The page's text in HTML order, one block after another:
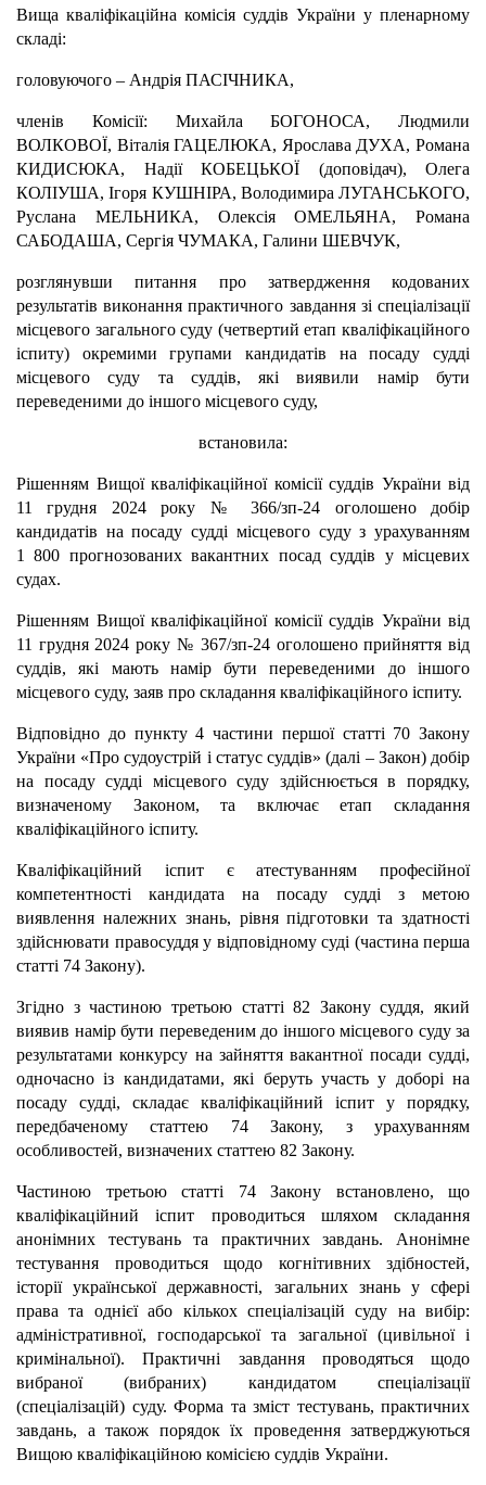
Вища кваліфікаційна комісія суддів України у пленарному
складі:
головуючого – Андрія ПАСІЧНИКА,
членів Комісії: Михайла БОГОНОСА, Людмили
ВОЛКОВОЇ, Віталія ГАЦЕЛЮКА, Ярослава ДУХА, Романа
КИДИСЮКА, Надії КОБЕЦЬКОЇ (доповідач), Олега
КОЛІУША, Ігоря КУШНІРА, Володимира ЛУГАНСЬКОГО,
Руслана МЕЛЬНИКА, Олексія ОМЕЛЬЯНА, Романа
САБОДАША, Сергія ЧУМАКА, Галини ШЕВЧУК,
розглянувши питання про затвердження кодованих
результатіввиконання практичного завдання зі спеціалізації
місцевого загального суду (четвертий етап кваліфікаційного
іспиту) окремими групами кандидатів на посаду судді
місцевого суду та суддів, які виявили намір бути
переведеними до іншого місцевого суду,
встановила:
Рішенням Вищої кваліфікаційної комісії суддів України від
11 грудня 2024 року № 366/зп-24 оголошено добір
кандидатів на посаду судді місцевого суду з урахуванням
1 800 прогнозованих вакантних посад суддів у місцевих
судах.
Рішенням Вищої кваліфікаційної комісії суддів України від
11 грудня 2024 року № 367/зп-24 оголошено прийняття від
суддів, які мають намір бути переведеними до іншого
місцевого суду, заяв про складання кваліфікаційного іспиту.
Відповідно до пункту 4 частини першої статті 70 Закону
України «Про судоустрій і статус суддів» (далі – Закон) добір
на посаду судді місцевого суду здійснюється в порядку,
визначеному Законом, та включає етап складання
кваліфікаційного іспиту.
Кваліфікаційний іспит є атестуванням професійної
компетентності кандидата на посаду судді з метою
виявлення належних знань, рівня підготовки та здатності
здійснювати правосуддя у відповідному суді (частина перша
статті 74 Закону).
Згідно з частиною третьою статті 82 Закону суддя, який
виявив намір бути переведеним до іншого місцевого суду за
результатами конкурсу на зайняття вакантної посади судді,
одночасно із кандидатами, які беруть участь у доборі на
посаду судді, складає кваліфікаційний іспит у порядку,
передбаченому статтею 74 Закону, з урахуванням
особливостей, визначених статтею 82 Закону.
Частиною третьою статті 74 Закону встановлено, що
кваліфікаційний іспит проводиться шляхом складання
анонімних тестувань та практичних завдань. Анонімне
тестування проводиться щодо когнітивних здібностей,
історії української державності, загальних знань у сфері
права та однієї або кількох спеціалізацій суду на вибір:
адміністративної, господарської та загальної (цивільної і
кримінальної). Практичні завдання проводяться щодо
вибраної (вибраних) кандидатом спеціалізації
(спеціалізацій) суду. Форма та зміст тестувань, практичних
завдань, а також порядок їх проведення затверджуються
Вищою кваліфікаційною комісією суддів України.